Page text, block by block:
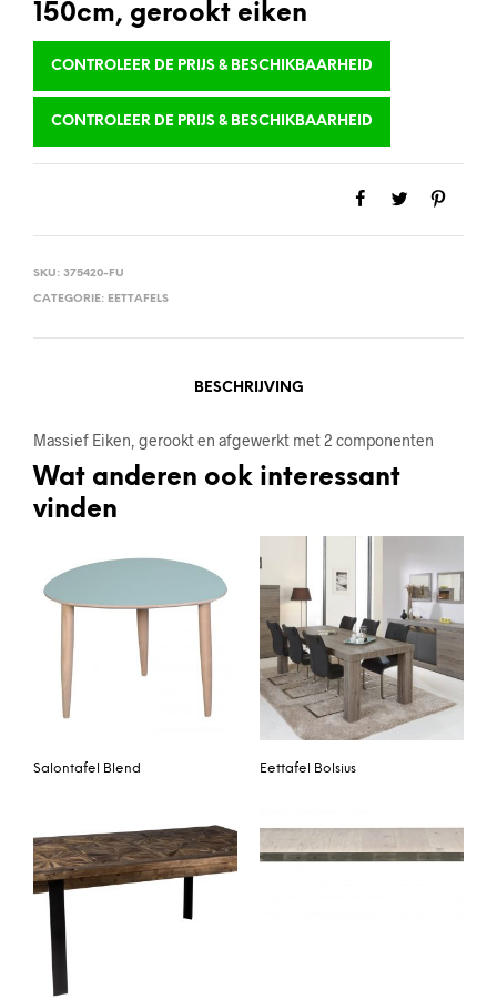
150cm, gerookt eiken
CONTROLEER DE PRIJS & BESCHIKBAARHEID
CONTROLEER DE PRIJS & BESCHIKBAARHEID
SKU: 375420-FU
CATEGORIE: EETTAFELS
BESCHRIJVING
Massief Eiken, gerookt en afgewerkt met 2 componenten
Wat anderen ook interessant
vinden
Salontafel Blend Eettafel Bolsius